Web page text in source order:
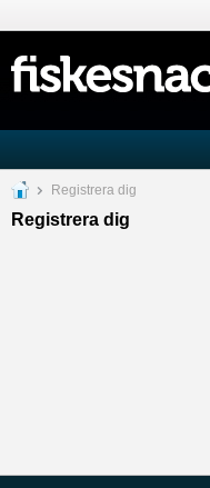
Registrera dig
Registrera dig